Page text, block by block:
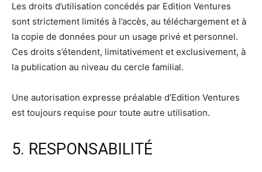
Les droits d’utilisation concédés par Edition Ventures
sont strictement limités à l’accès, au téléchargement et à
la copie de données pour un usage privé et personnel.
Ces droits s’étendent, limitativement et exclusivement, à
la publication au niveau du cercle familial.
Une autorisation expresse préalable d’Edition Ventures
est toujours requise pour toute autre utilisation.
5. RESPONSABILITÉ